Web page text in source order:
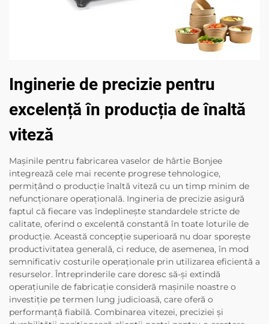
Inginerie de precizie pentru
excelență în producția de înaltă
viteză
Mașinile pentru fabricarea vaselor de hârtie Bonjee
integrează cele mai recente progrese tehnologice,
permițând o producție înaltă viteză cu un timp minim de
nefuncționare operațională. Ingineria de precizie asigură
faptul că fiecare vas îndeplinește standardele stricte de
calitate, oferind o excelentă constantă în toate loturile de
producție. Această concepție superioară nu doar sporește
productivitatea generală, ci reduce, de asemenea, în mod
semnificativ costurile operaționale prin utilizarea eficientă a
resurselor. Întreprinderile care doresc să-și extindă
operațiunile de fabricație consideră mașinile noastre o
investiție pe termen lung judicioasă, care oferă o
performanță fiabilă. Combinarea vitezei, preciziei și